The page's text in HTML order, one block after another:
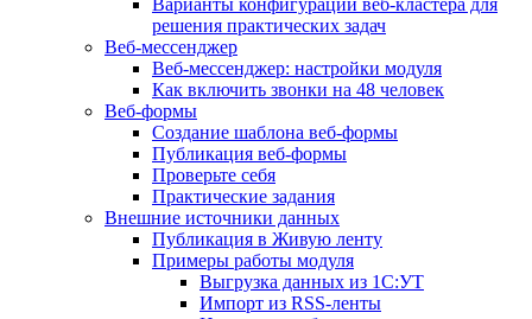
Варианты конфигурации веб-кластера для
решения практических задач
Веб-мессенджер
Веб-мессенджер: настройки модуля
Как включить звонки на 48 человек
Веб-формы
Создание шаблона веб-формы
Публикация веб-формы
Проверьте себя
Практические задания
Внешние источники данных
Публикация в Живую ленту
Примеры работы модуля
Выгрузка данных из 1С:УТ
Импорт из RSS-ленты